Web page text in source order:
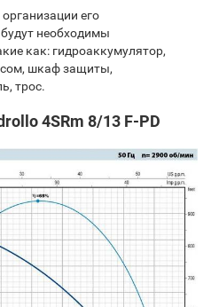
его
необходимы
как: гидроаккумулятор,
шкаф защиты,
трос.
4SRm 8/13 F-PD